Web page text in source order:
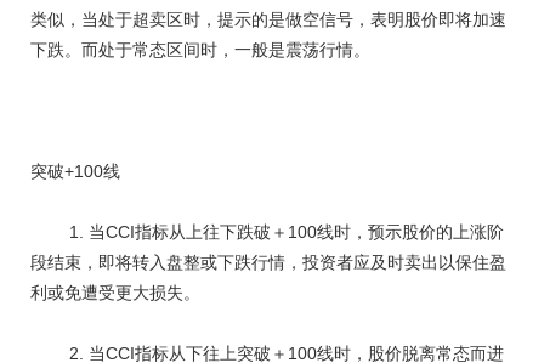
类似，当处于超卖区时，提示的是做空信号，表明股价即将加速
下跌。而处于常态区间时，一般是震荡行情。
突破+100线
1. 当CCI指标从上往下跌破＋100线时，预示股价的上涨阶
段结束，即将转入盘整或下跌行情，投资者应及时卖出以保住盈
利或免遭受更大损失。
2. 当CCI指标从下往上突破＋100线时，股价脱离常态而进